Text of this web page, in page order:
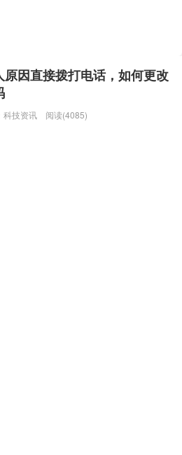
因直接拨打电话，如何更改
科技资讯 阅读(4085)